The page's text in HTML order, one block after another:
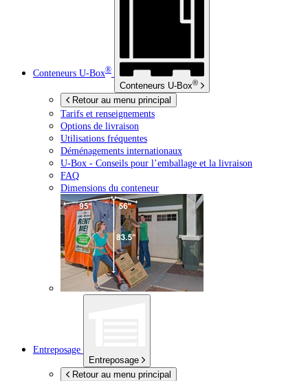
Conteneurs U-Box®
Conteneurs U-Box®
Retour au menu principal
Tarifs et renseignements
Options de livraison
Utilisations fréquentes
Déménagements internationaux
U-Box - Conseils pour l’emballage et la livraison
FAQ
Dimensions du conteneur
Entreposage
Entreposage
Retour au menu principal